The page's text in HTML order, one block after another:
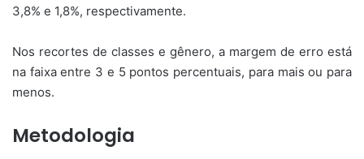
3,8% e 1,8%, respectivamente.
Nos recortes de classes e gênero, a margem de erro está
na faixa entre 3 e 5 pontos percentuais, para mais ou para
menos.
Metodologia